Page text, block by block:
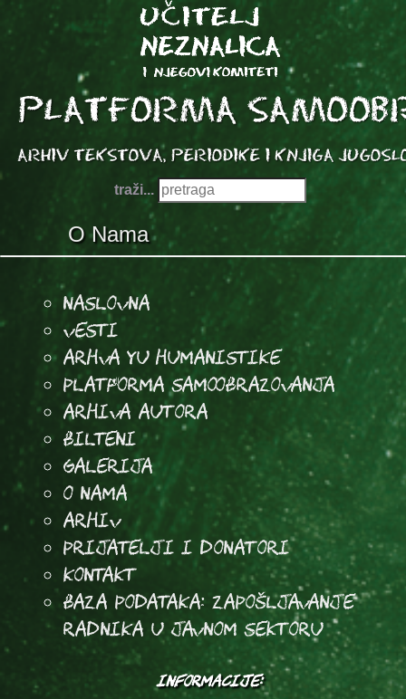
traži...
O Nama
Naslovna
Vesti
Arhva YU Humanistike
Platforma samoobrazovanja
arhiva autora
Bilteni
Galerija
O Nama
Arhiv
Prijatelji i donatori
Kontakt
Baza podataka: Zapošljavanje
radnika u javnom sektoru
INFORMACIJE: